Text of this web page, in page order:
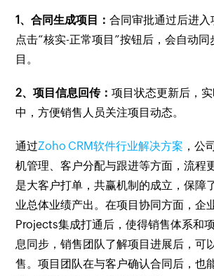
1、合同生成项目：合同审批通过后进入
点击“核实-正常项目”按钮后，会自动
目。
2、项目信息回传：项目状态更新后，
中，方便销售人员关注项目动态。
通过Zoho CRM软件行业解决方案 ，公
机管理、客户分配与跟进等方面，流程
是大客户打单，共赢机制的成立，保障
业总体业绩产出。在项目协同方面，企
Projects集成打通后，使得销售体系和
息同步，销售团队了解项目进展后，可
售。项目团队在与客户确认合同后，也